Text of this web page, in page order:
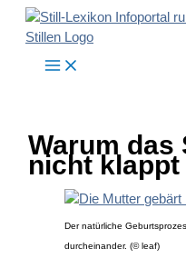
Zum
Inhalt
Warum das
nicht klappt
Der natürliche
durcheinander. (© leaf)